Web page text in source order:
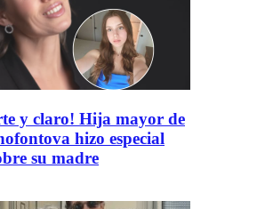
y claro! Hija mayor de
hizo especial
su madre